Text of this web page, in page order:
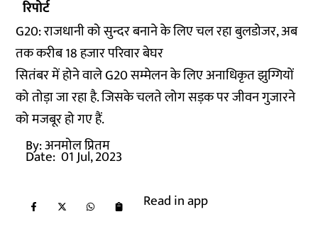
रिपोर्ट
G20: राजधानी को सुन्दर बनाने के लिए चल रहा बुलडोजर, अब
तक करीब 18 हजार परिवार बेघर
सितंबर में होने वाले G20 सम्मेलन के लिए अनाधिकृत झुग्गियों
को तोड़ा जा रहा है. जिसके चलते लोग सड़क पर जीवन गुजारने
को मजबूर हो गए हैं.
By:अनमोल प्रितम
Date: 01 Jul, 2023
Read in app